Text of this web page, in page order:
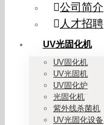
公司简介
人才招聘
UV光固化机
UV固化机
UV光固机
UV固化炉
光固化机
紫外线杀菌机
UV光固化设备